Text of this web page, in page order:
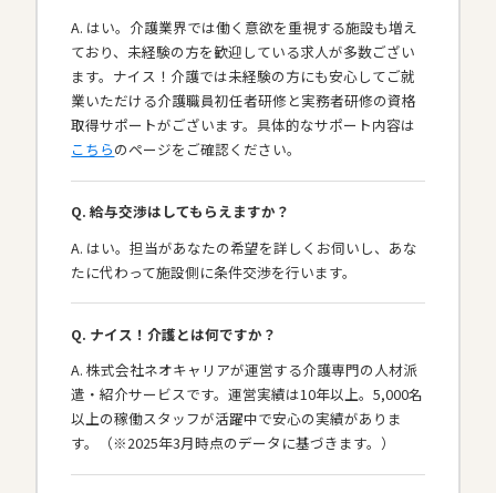
A. はい。介護業界では働く意欲を重視する施設も増え
ており、未経験の方を歓迎している求人が多数ござい
ます。ナイス！介護では未経験の方にも安心してご就
業いただける介護職員初任者研修と実務者研修の資格
取得サポートがございます。具体的なサポート内容は
こちらのページをご確認ください。
Q. 給与交渉はしてもらえますか？
A. はい。担当があなたの希望を詳しくお伺いし、あな
たに代わって施設側に条件交渉を行います。
Q. ナイス！介護とは何ですか？
A. 株式会社ネオキャリアが運営する介護専門の人材派
遣・紹介サービスです。運営実績は10年以上。5,000名
以上の稼働スタッフが活躍中で安心の実績がありま
す。（※2025年3月時点のデータに基づきます。）